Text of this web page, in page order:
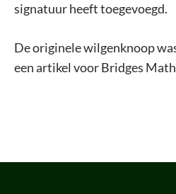
signatuur heeft toegevoegd.
De originele wilgenknoop
een artikel voor Bridges